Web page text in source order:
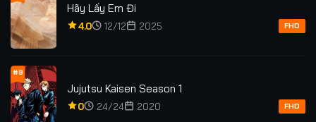
Hãy Lấy Em Đi
4.0 12/12 2025 FHD
#9
Jujutsu Kaisen Season 1
0 24/24 2020 FHD